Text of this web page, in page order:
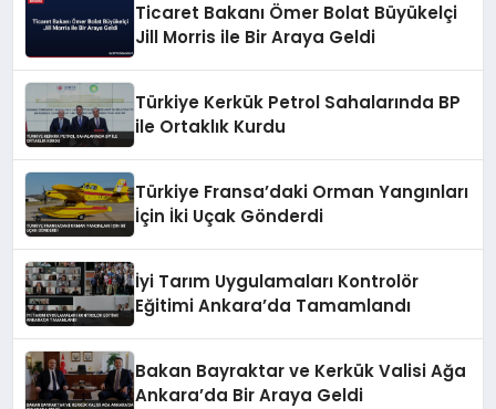
Ticaret Bakanı Ömer Bolat Büyükelçi
Jill Morris ile Bir Araya Geldi
Türkiye Kerkük Petrol Sahalarında BP
ile Ortaklık Kurdu
Türkiye Fransa’daki Orman Yangınları
İçin İki Uçak Gönderdi
İyi Tarım Uygulamaları Kontrolör
Eğitimi Ankara’da Tamamlandı
Bakan Bayraktar ve Kerkük Valisi Ağa
Ankara’da Bir Araya Geldi